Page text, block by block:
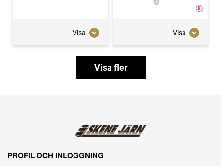
Visa Visa
Visa fler
PROFIL OCH INLOGGNING